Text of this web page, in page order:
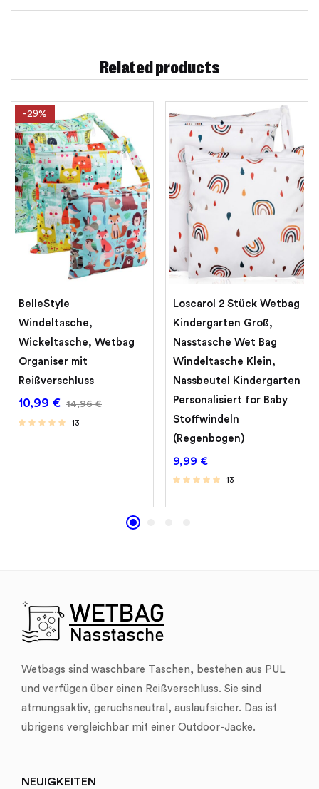
Related products
-29%
BelleStyle
Windeltasche,
Wickeltasche, Wetbag
Organiser mit
Reißverschluss
10,99 € 14,96€
13
Loscarol 2 Stück Wetbag
Kindergarten Groß,
Nasstasche Wet Bag
Windeltasche Klein,
Nassbeutel Kindergarten
Personalisiert for Baby
Stoffwindeln
(Regenbogen)
9,99 €
13
Wetbags sind waschbare Taschen, bestehen aus PUL
und verfügen über einen Reißverschluss. Sie sind
atmungsaktiv, geruchsneutral, auslaufsicher. Das ist
übrigens vergleichbar mit einer Outdoor-Jacke.
NEUIGKEITEN